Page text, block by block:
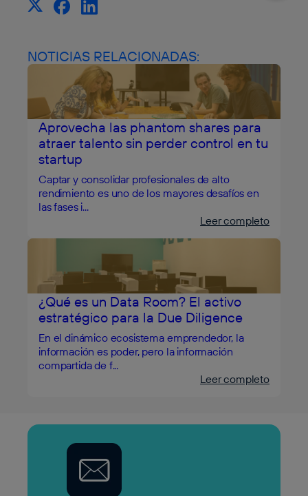
NOTICIAS RELACIONADAS:
Aprovecha las phantom shares para
atraer talento sin perder control en tu
startup
Captar y consolidar profesionales de alto
rendimiento es uno de los mayores desafíos en
las fases i...
Leer completo
¿Qué es un Data Room? El activo
estratégico para la Due Diligence
En el dinámico ecosistema emprendedor, la
información es poder, pero la información
compartida de f...
Leer completo